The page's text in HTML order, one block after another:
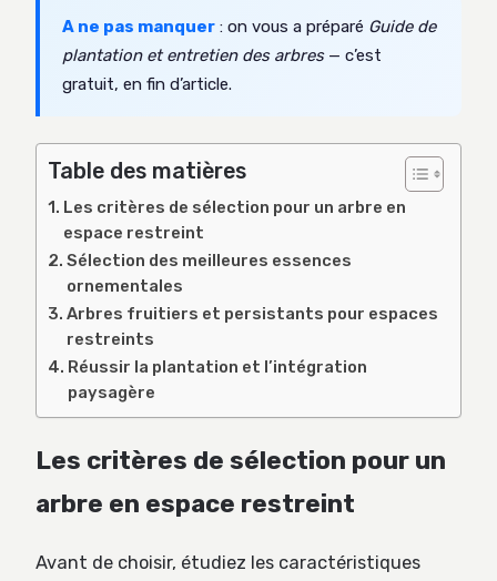
A ne pas manquer : on vous a préparé Guide de
plantation et entretien des arbres— c’est
gratuit, en fin d’article.
Table des matières
Les critères de sélection pour un arbre en
espace restreint
Sélection des meilleures essences
ornementales
Arbres fruitiers et persistants pour espaces
restreints
Réussir la plantation et l’intégration
paysagère
Les critères de sélection pour un
arbre en espace restreint
Avant de choisir, étudiez les caractéristiques